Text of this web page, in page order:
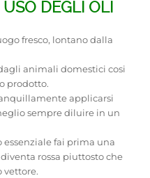
DEGLI OLI
fresco, lontano dalla
animali domestici cosi
prodotto.
applicarsi
sempre diluire in un
fai prima una
rossa piuttosto che
vettore.